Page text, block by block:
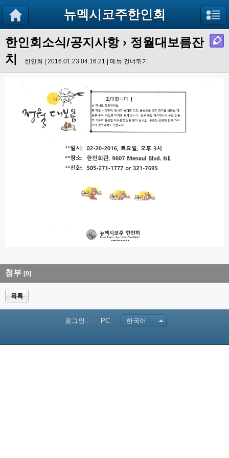
뉴멕시코주한인회
한인회소식/공지사항› 정월대보름잔
치
한인회 | 2016.01.23 04:16:21 | 메뉴 건너뛰기
첨부 [0]
목록
로그인... PC 한국어